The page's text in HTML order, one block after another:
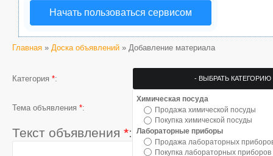
Начать пользоваться сервисом
Главная » Доска объявлений » Добавление материала
Категория *:
Химическая посуда
Продажа химической посуды
Покупка химической посуды
Лабораторные приборы
Продажа лабораторных
Покупка лабораторных приборов
Тема объявления *:
Текст объявления *: